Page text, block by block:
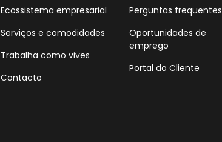
Ecossistema empresarial
Serviços e comodidades
Trabalha como vives
Contacto
Perguntas frequentes
Oportunidades de
emprego
Portal do Cliente